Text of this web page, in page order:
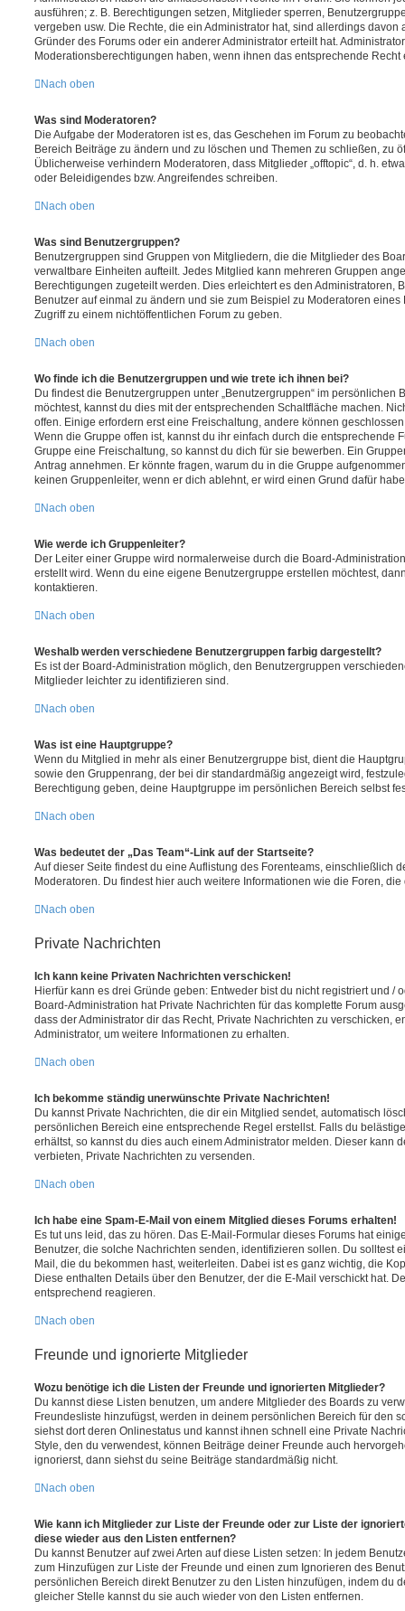
ausführen; z. B. Berechtigungen setzen, Mitglieder sperren,
vergeben usw. Die Rechte, die ein Administrator hat, sind allerdings
Gründer des Forums oder ein anderer Administrator erteilt hat.
Moderationsberechtigungen haben, wenn ihnen das entsprechende Recht
Nach oben
Was sind Moderatoren?
Die Aufgabe der Moderatoren ist es, das Geschehen im Forum zu
Bereich Beiträge zu ändern und zu löschen und Themen zu schließen, zu
Üblicherweise verhindern Moderatoren, dass Mitglieder „offtopic“, d. h.
oder Beleidigendes bzw. Angreifendes schreiben.
Nach oben
Was sind Benutzergruppen?
Benutzergruppen sind Gruppen von Mitgliedern, die die Mitglieder des
verwaltbare Einheiten aufteilt. Jedes Mitglied kann mehreren Gruppen
Berechtigungen zugeteilt werden. Dies erleichtert es den Administratoren,
Benutzer auf einmal zu ändern und sie zum Beispiel zu Moderatoren
Zugriff zu einem nichtöffentlichen Forum zu geben.
Nach oben
Wo finde ich die Benutzergruppen und wie trete ich ihnen bei?
Du findest die Benutzergruppen unter „Benutzergruppen“ im persönlichen
möchtest, kannst du dies mit der entsprechenden Schaltfläche machen.
offen. Einige erfordern erst eine Freischaltung, andere können
Wenn die Gruppe offen ist, kannst du ihr einfach durch die entsprechende
Gruppe eine Freischaltung, so kannst du dich für sie bewerben. Ein
Antrag annehmen. Er könnte fragen, warum du in die Gruppe
keinen Gruppenleiter, wenn er dich ablehnt, er wird einen Grund dafür
Nach oben
Wie werde ich Gruppenleiter?
Der Leiter einer Gruppe wird normalerweise durch die Board-
erstellt wird. Wenn du eine eigene Benutzergruppe erstellen möchtest,
kontaktieren.
Nach oben
Weshalb werden verschiedene Benutzergruppen farbig dargestellt?
Es ist der Board-Administration möglich, den Benutzergruppen
Mitglieder leichter zu identifizieren sind.
Nach oben
Was ist eine Hauptgruppe?
Wenn du Mitglied in mehr als einer Benutzergruppe bist, dient die
sowie den Gruppenrang, der bei dir standardmäßig angezeigt wird,
Berechtigung geben, deine Hauptgruppe im persönlichen Bereich selbst
Nach oben
Was bedeutet der „Das Team“-Link auf der Startseite?
Auf dieser Seite findest du eine Auflistung des Forenteams, einschließlich
Moderatoren. Du findest hier auch weitere Informationen wie die Foren,
Nach oben
Private Nachrichten
Ich kann keine Privaten Nachrichten verschicken!
Hierfür kann es drei Gründe geben: Entweder bist du nicht registriert und /
Board-Administration hat Private Nachrichten für das komplette Forum
dass der Administrator dir das Recht, Private Nachrichten zu verschicken,
Administrator, um weitere Informationen zu erhalten.
Nach oben
Ich bekomme ständig unerwünschte Private Nachrichten!
Du kannst Private Nachrichten, die dir ein Mitglied sendet, automatisch
persönlichen Bereich eine entsprechende Regel erstellst. Falls du
erhältst, so kannst du dies auch einem Administrator melden. Dieser kann
verbieten, Private Nachrichten zu versenden.
Nach oben
Ich habe eine Spam-E-Mail von einem Mitglied dieses Forums erhalten!
Es tut uns leid, das zu hören. Das E-Mail-Formular dieses Forums hat
Benutzer, die solche Nachrichten senden, identifizieren sollen. Du solltest
Mail, die du bekommen hast, weiterleiten. Dabei ist es ganz wichtig, die
Diese enthalten Details über den Benutzer, der die E-Mail verschickt hat.
entsprechend reagieren.
Nach oben
Freunde und ignorierte Mitglieder
Wozu benötige ich die Listen der Freunde und ignorierten Mitglieder?
Du kannst diese Listen benutzen, um andere Mitglieder des Boards zu
Freundesliste hinzufügst, werden in deinem persönlichen Bereich für den
siehst dort deren Onlinestatus und kannst ihnen schnell eine Private
Style, den du verwendest, können Beiträge deiner Freunde auch
ignorierst, dann siehst du seine Beiträge standardmäßig nicht.
Nach oben
Wie kann ich Mitglieder zur Liste der Freunde oder zur Liste der
diese wieder aus den Listen entfernen?
Du kannst Benutzer auf zwei Arten auf diese Listen setzen: In jedem
zum Hinzufügen zur Liste der Freunde und einen zum Ignorieren des
persönlichen Bereich direkt Benutzer zu den Listen hinzufügen, indem du
gleicher Stelle kannst du sie auch wieder von den Listen entfernen.